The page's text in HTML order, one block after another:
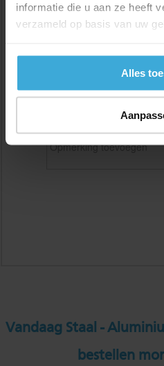
informatie die u aan ze heeft
verzameld op basis van uw
Alles
Materiaalkosten
Alle bedragen zijn excl. 21% BTW
Vandaag Staal -
bestellen